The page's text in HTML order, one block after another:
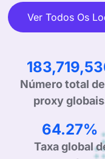
Ver Todos Os
285,532,140
Número total
proxy
99.90%
Taxa global